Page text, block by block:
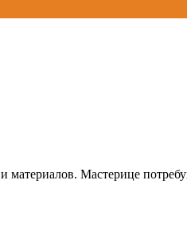
материалов. Мастерице